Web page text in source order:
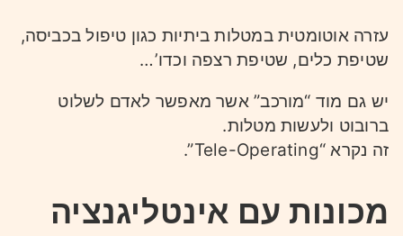
עזרה אוטומטית במטלות ביתיות כגון טיפול בכביסה,
שטיפת כלים, שטיפת רצפה וכדו’…
יש גם מוד “מורכב” אשר מאפשר לאדם לשלוט
ברובוט ולעשות מטלות.
זה נקרא “Tele-Operating”.
מכונות עם אינטליגנציה